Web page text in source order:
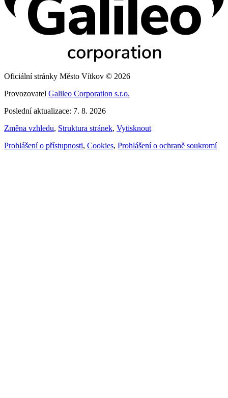
Oficiální stránky Město Vítkov © 2026
Provozovatel Galileo Corporation s.r.o.
Poslední aktualizace: 7. 8. 2026
Změna vzhledu, Struktura stránek, Vytisknout
Prohlášení o přístupnosti, Cookies, Prohlášení o ochraně soukromí